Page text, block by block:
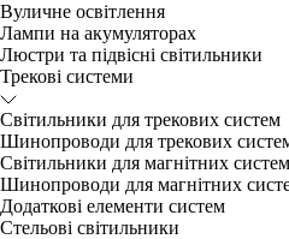
Вуличне освітлення
Лампи на акумуляторах
Люстри та підвісні світильники
Трекові системи
Світильники для трекових систем
Шинопроводи для трекових
Світильники для магнітних систем
Шинопроводи для магнітних
Додаткові елементи систем
Cтельові світильники